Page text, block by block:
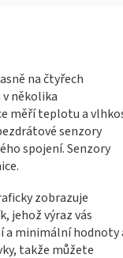
na čtyřech
několika
měří teplotu a
senzory
spojení. Senzory
zobrazuje
jehož výraz vás
a minimální hodnoty
takže můžete